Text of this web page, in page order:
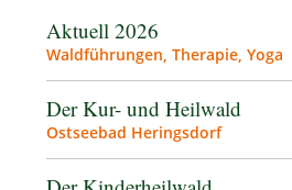
Aktuell 2026
Waldführungen, Therapie, Yoga
Der Kur- und Heilwald
Ostseebad Heringsdorf